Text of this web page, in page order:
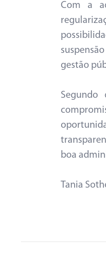
Com a
gestão
Segundo
boa
Tania